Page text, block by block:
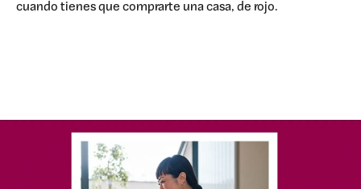
cuando tienes que comprarte una casa, de rojo.